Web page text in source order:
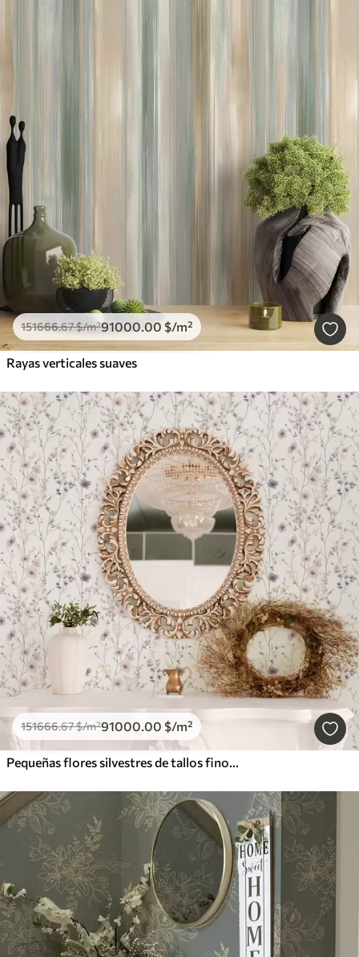
151666.67$/m²91000.00 $/m²
Rayas verticales suaves
151666.67$/m²91000.00 $/m²
Pequeñas flores silvestres de tallos finos sobre fondo claro